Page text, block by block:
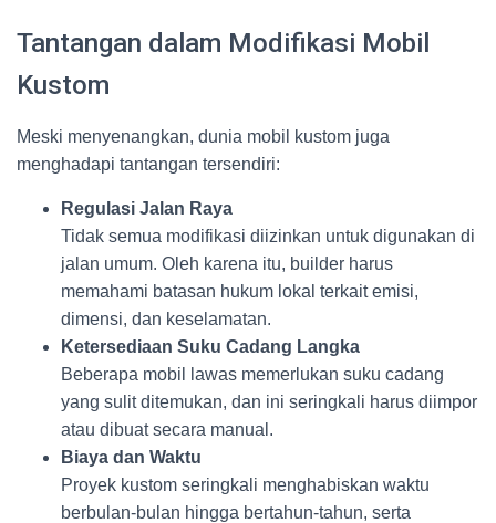
Tantangan dalam Modifikasi Mobil
Kustom
Meski menyenangkan, dunia mobil kustom juga
menghadapi tantangan tersendiri:
Regulasi Jalan Raya
Tidak semua modifikasi diizinkan untuk digunakan di
jalan umum. Oleh karena itu, builder harus
memahami batasan hukum lokal terkait emisi,
dimensi, dan keselamatan.
Ketersediaan Suku Cadang Langka
Beberapa mobil lawas memerlukan suku cadang
yang sulit ditemukan, dan ini seringkali harus diimpor
atau dibuat secara manual.
Biaya dan Waktu
Proyek kustom seringkali menghabiskan waktu
berbulan-bulan hingga bertahun-tahun, serta